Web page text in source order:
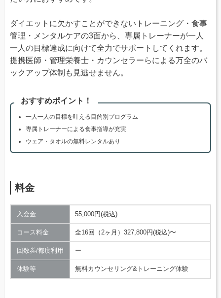
ダイエットに欠かすことができないトレーニング・食事
管理・メンタルケアの3面から、専属トレーナーが一人
一人の目標達成に向けて全力でサポートしてくれます。
提携医師・管理栄養士・カウンセラーらによる万全のバ
ックアップ体制も見逃せません。
おすすめポイント！
一人一人の目標を叶える目的別プログラム
専属トレーナーによる食事指導が充実
ウェア・タオルの無料レンタルあり
料金
入会金 55,000円(税込)
コース料金 全16回（2ヶ月）327,800円(税込)〜
回数券/都度利用 ー
体験等 無料カウンセリング&トレーニング体験